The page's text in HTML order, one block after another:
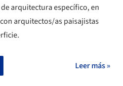
arquitectura específico, en
arquitectos/as paisajistas
Leer más »